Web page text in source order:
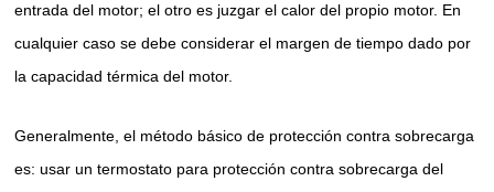
entrada del motor; el otro es juzgar el calor del propio motor. En
cualquier caso se debe considerar el margen de tiempo dado por
la capacidad térmica del motor.
Generalmente, el método básico de protección contra sobrecarga
es: usar un termostato para protección contra sobrecarga del